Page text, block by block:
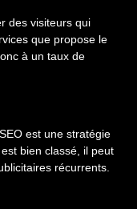
des visiteurs qui
que propose le
à un taux de
est une stratégie
bien classé, il peut
récurrents.